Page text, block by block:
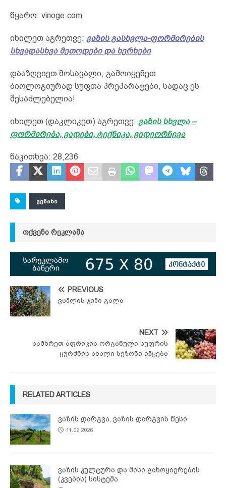
წყარო: vinoge.com
იხილეთ აგრეთვე: ვაზის გასხვლა-ფორმირების
სხვადასხვა მეთოდები და ხერხები
დააზღვიეთ მოსავალი, გამოიყენეთ
ბიოლოგიურად სუფთა პრეპარატები, სადაც ეს
შესაძლებელია!
იხილეთ (დაკლიკეთ) აგრეთვე: ვაზის სხვლა –
ფორმირება, ვადები, ტექნიკა, ვიდეორჩევა
წაკითხვა: 28,236
ᲕᲔᲜᲐᲮᲘ
ᲗᲥᲕᲔᲜᲘ ᲠᲔᲙᲚᲐᲛᲐ
PREVIOUS
ვაშლის ჯიში გალა
NEXT
სამხრეთ აფრიკის ორგანული სუფრის
ყურძნის ახალი სეზონი იწყება
RELATED ARTICLES
ვაზის დარგვა, ვაზის დარგვის წესი
11.02.2026
ვაზის კულტურა და მისი განოყიერების
(კვების) სისტემა